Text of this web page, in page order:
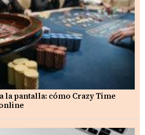
la pantalla: cómo Crazy Time